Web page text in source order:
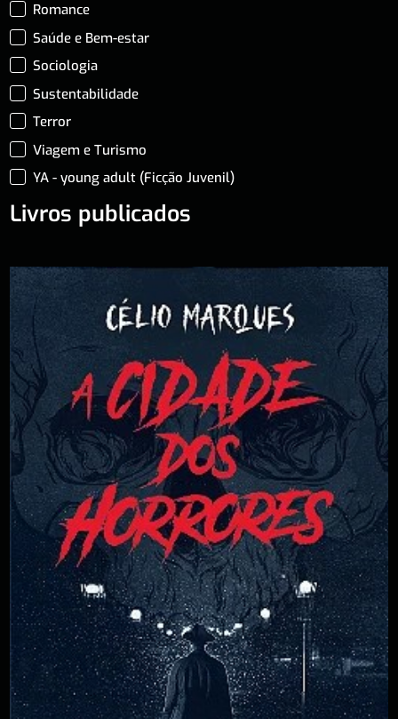
Romance
Saúde e Bem-estar
Sociologia
Sustentabilidade
Terror
Viagem e Turismo
YA - young adult (Ficção Juvenil)
Livros publicados